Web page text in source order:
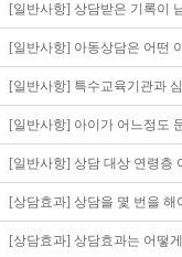
[일반사항] 상담받은 기록이
[일반사항] 아동상담은 어떤
[일반사항] 특수교육기관과
[일반사항] 아이가 어느정도
[일반사항] 상담 대상 연령층
[상담효과] 상담을 몇 번을 해
[상담효과] 상담효과는 어떻